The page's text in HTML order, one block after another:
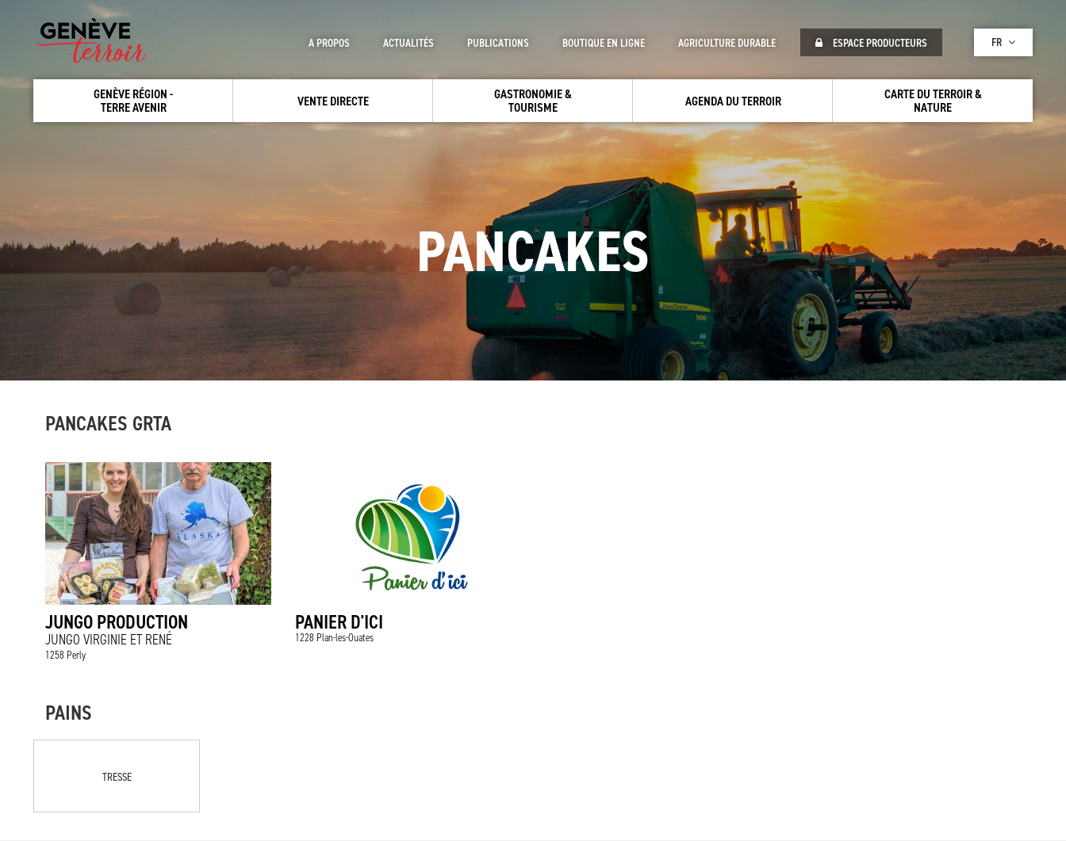
GENÈVE RÉGION -
TERRE AVENIR
VENTE DIRECTE
GASTRONOMIE &
TOURISME
AGENDA DU TERROIR
CARTE DU TERROIR &
NATURE
A PROPOS ACTUALITÉS PUBLICATIONS BOUTIQUE EN LIGNE AGRICULTURE DURABLE ESPACE PRODUCTEURS FR
PANCAKES
PANCAKES GRTA
JUNGO PRODUCTION
JUNGO VIRGINIE ET RENÉ
1258 Perly
PANIER D'ICI
1228 Plan-les-Ouates
PAINS
TRESSE